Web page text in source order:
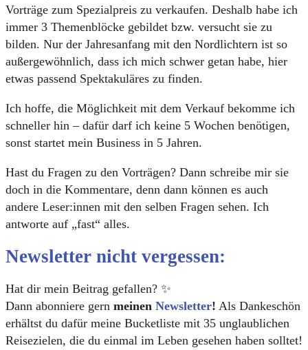
Vorträge zum Spezialpreis zu verkaufen. Deshalb habe ich
immer 3 Themenblöcke gebildet bzw. versucht sie zu
bilden. Nur der Jahresanfang mit den Nordlichtern ist so
außergewöhnlich, dass ich mich schwer getan habe, hier
etwas passend Spektakuläres zu finden.
Ich hoffe, die Möglichkeit mit dem Verkauf bekomme ich
schneller hin – dafür darf ich keine 5 Wochen benötigen,
sonst startet mein Business in 5 Jahren.
Hast du Fragen zu den Vorträgen? Dann schreibe mir sie
doch in die Kommentare, denn dann können es auch
andere Leser:innen mit den selben Fragen sehen. Ich
antworte auf „fast“ alles.
Newsletter nicht vergessen:
Hat dir mein Beitrag gefallen? ✨
Dann abonniere gern meinen Newsletter! Als Dankeschön
erhältst du dafür meine Bucketliste mit 35 unglaublichen
Reisezielen, die du einmal im Leben gesehen haben solltet!